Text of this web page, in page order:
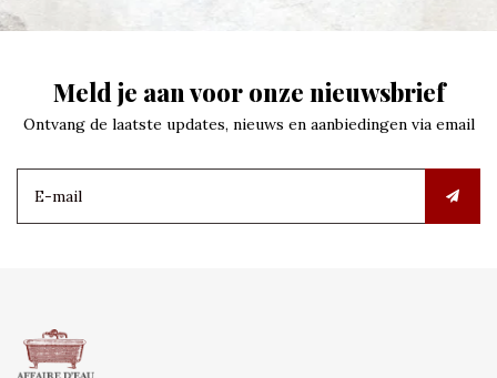
Meld je aan voor onze nieuwsbrief
Ontvang de laatste updates, nieuws en aanbiedingen via email